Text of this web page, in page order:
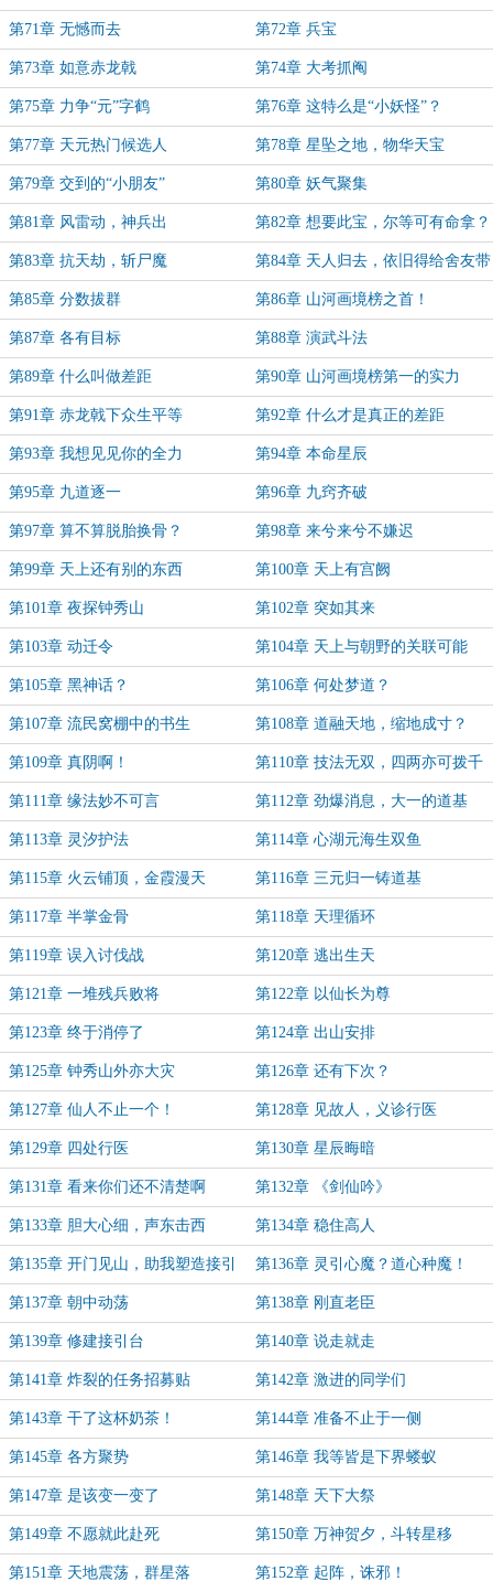
第71章 无憾而去 第72章 兵宝
第73章 如意赤龙戟 第74章 大考抓阄
第75章 力争“元”字鹤 第76章 这特么是“小妖怪”？
第77章 天元热门候选人 第78章 星坠之地，物华天宝
第79章 交到的“小朋友” 第80章 妖气聚集
第81章 风雷动，神兵出 第82章 想要此宝，尔等可有命拿？
第83章 抗天劫，斩尸魔 第84章 天人归去，依旧得给舍友带
饭
第85章 分数拔群 第86章 山河画境榜之首！
第87章 各有目标 第88章 演武斗法
第89章 什么叫做差距 第90章 山河画境榜第一的实力
第91章 赤龙戟下众生平等 第92章 什么才是真正的差距
第93章 我想见见你的全力 第94章 本命星辰
第95章 九道逐一 第96章 九窍齐破
第97章 算不算脱胎换骨？ 第98章 来兮来兮不嫌迟
第99章 天上还有别的东西 第100章 天上有宫阙
第101章 夜探钟秀山 第102章 突如其来
第103章 动迁令 第104章 天上与朝野的关联可能
第105章 黑神话？ 第106章 何处梦道？
第107章 流民窝棚中的书生 第108章 道融天地，缩地成寸？
第109章 真阴啊！ 第110章 技法无双，四两亦可拨千
斤！
第111章 缘法妙不可言 第112章 劲爆消息，大一的道基
第113章 灵汐护法 第114章 心湖元海生双鱼
第115章 火云铺顶，金霞漫天 第116章 三元归一铸道基
第117章 半掌金骨 第118章 天理循环
第119章 误入讨伐战 第120章 逃出生天
第121章 一堆残兵败将 第122章 以仙长为尊
第123章 终于消停了 第124章 出山安排
第125章 钟秀山外亦大灾 第126章 还有下次？
第127章 仙人不止一个！ 第128章 见故人，义诊行医
第129章 四处行医 第130章 星辰晦暗
第131章 看来你们还不清楚啊 第132章 《剑仙吟》
第133章 胆大心细，声东击西 第134章 稳住高人
第135章 开门见山，助我塑造接引
台
第136章 灵引心魔？道心种魔！
第137章 朝中动荡 第138章 刚直老臣
第139章 修建接引台 第140章 说走就走
第141章 炸裂的任务招募贴 第142章 激进的同学们
第143章 干了这杯奶茶！ 第144章 准备不止于一侧
第145章 各方聚势 第146章 我等皆是下界蝼蚁
第147章 是该变一变了 第148章 天下大祭
第149章 不愿就此赴死 第150章 万神贺夕，斗转星移
第151章 天地震荡，群星落 第152章 起阵，诛邪！